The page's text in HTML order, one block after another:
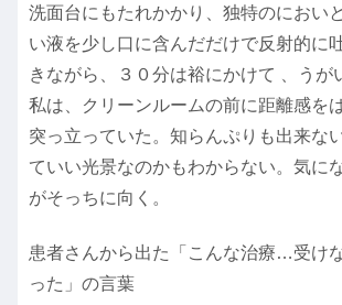
洗面台にもたれかかり、独特のにおい
い液を少し口に含んだだけで反射的に
きながら、３０分は裕にかけて 、うが
私は、クリーンルームの前に距離感を
突っ立っていた。知らんぷりも出来な
ていい光景なのかもわからない。気に
がそっちに向く。
患者さんから出た「こんな治療…受け
った」の言葉